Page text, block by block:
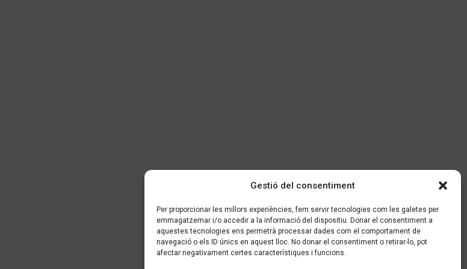
Gestió del consentiment
Per proporcionar les millors experiències, fem servir tecnologies com les galetes per
emmagatzemar i/o accedir a la informació del dispositiu. Donar el consentiment a
aquestes tecnologies ens permetrà processar dades com el comportament de
navegació o els ID únics en aquest lloc. No donar el consentiment o retirar-lo, pot
afectar negativament certes característiques i funcions.